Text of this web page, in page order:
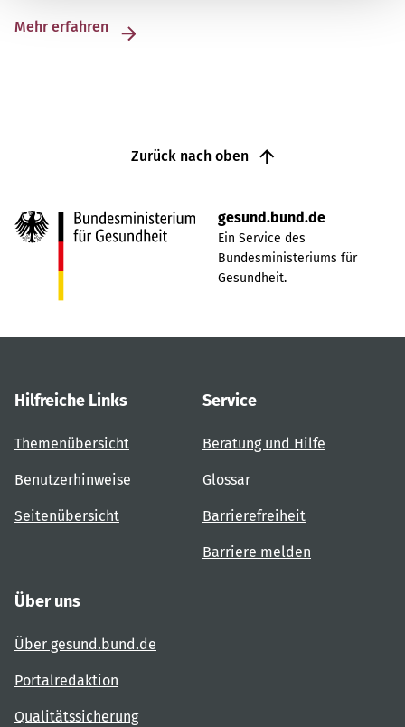
Mehr erfahren
Zurück nach oben
gesund.bund.de
Ein Service des
Bundesministeriums für
Gesundheit.
Hilfreiche Links
Themenübersicht
Benutzerhinweise
Seitenübersicht
Service
Beratung und Hilfe
Glossar
Barrierefreiheit
Barriere melden
Über uns
Über gesund.bund.de
Portalredaktion
Qualitätssicherung